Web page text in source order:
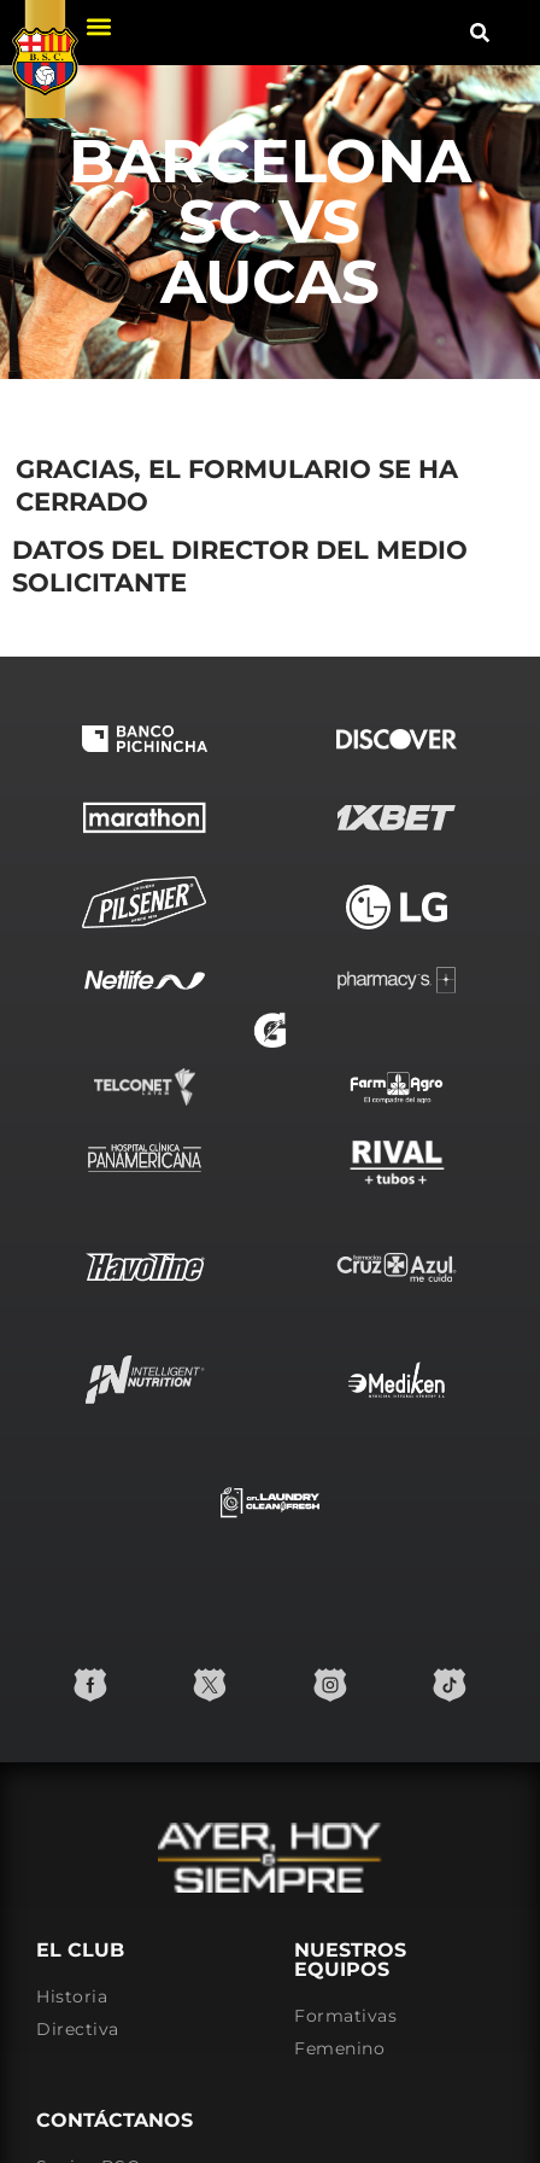
BARCELONA
SC VS
AUCAS
GRACIAS, EL FORMULARIO SE HA
CERRADO
DATOS DEL DIRECTOR DEL MEDIO
SOLICITANTE
EL CLUB
Historia
Directiva
NUESTROS
EQUIPOS
Formativas
Femenino
CONTÁCTANOS